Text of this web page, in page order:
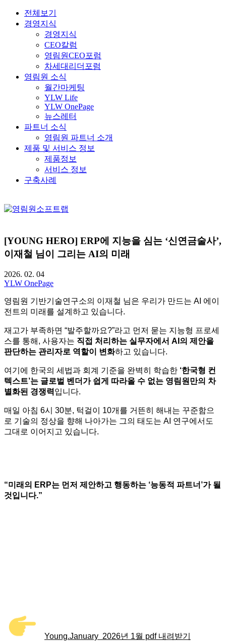
전체보기
경영지식
경영지식
CEO칼럼
영림원CEO포럼
차세대리더포럼
영림원 소식
월간마케팅
YLW Life
YLW OnePage
뉴스레터
파트너 소식
영림원 파트너 소개
제품 및 서비스 정보
제품정보
서비스 정보
구축사례
[YOUNG HERO] ERP에 지능을 심는 ‘신연금술사’,
이재철 님이 그리는 AI의 미래
2026. 02. 04
YLW OnePage
영림원 기반기술연구소의 이재철 님은 우리가 만드는 AI 에이
전트의 미래를 설계하고 있습니다.
재고가 부족하면 “발주할까요?”라고 먼저 묻는 지능형 프로세
스를 통해, 사용자는 직접 처리하는 실무자에서 AI의 제안을
판단하는 관리자로 역할이 변화하고 있습니다.
여기에 한국의 세법과 회계 기준을 완벽히 학습한 ‘한국형 컨
텍스트’는 글로벌 벤더가 쉽게 따라올 수 없는 영림원만의 차
별화된 경쟁력입니다.
매일 아침 6시 30분, 턱걸이 10개를 거뜬히 해내는 꾸준함으
로 기술의 정상을 향해 나아가는 그의 태도는 AI 연구에서도
그대로 이어지고 있습니다.
“미래의 ERP는 먼저 제안하고 행동하는 ‘능동적 파트너’가 될
것입니다.”
Young.January 2026년 1월 pdf 내려받기